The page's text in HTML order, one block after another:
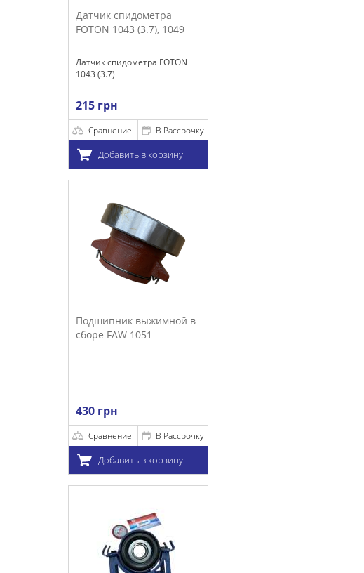
Датчик спидометра
FOTON 1043 (3.7), 1049
Датчик спидометра FOTON
В Рассрочку
Добавить в корзину
Подшипник выжимной в
В Рассрочку
Добавить в корзину